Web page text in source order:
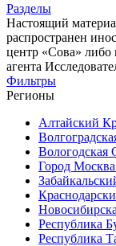
Разделы
Настоящий
распространен
центр «Сова» либо
агента
Фильтры
Регионы
Алтайский
Вологодская
Город
Республика
Республика